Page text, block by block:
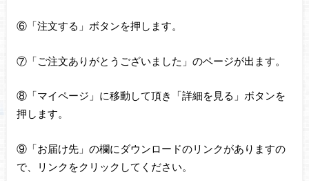
⑥「注文する」ボタンを押します。
⑦「ご注文ありがとうございました」のページが出ます。
⑧「マイページ」に移動して頂き「詳細を見る」ボタンを
押します。
⑨「お届け先」の欄にダウンロードのリンクがありますの
で、リンクをクリックしてください。